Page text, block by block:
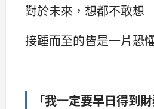
對於未來，想都不敢想
接踵而至的皆是一片恐
「我一定要早日得到